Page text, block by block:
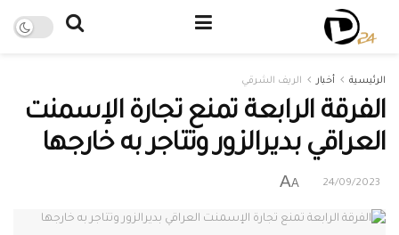
الرئيسية أخبار الريف الشرقي
الفرقة الرابعة تمنع تجارة الإسمنت
العراقي بديرالزور وتتاجر به خارجها
24/09/2023
A
A